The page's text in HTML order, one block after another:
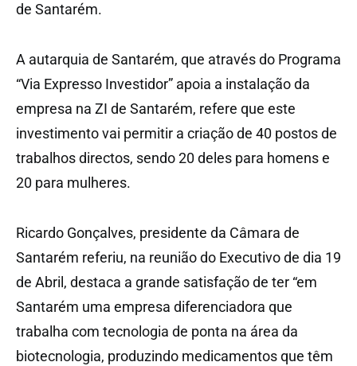
de Santarém.
A autarquia de Santarém, que através do Programa
“Via Expresso Investidor” apoia a instalação da
empresa na ZI de Santarém, refere que este
investimento vai permitir a criação de 40 postos de
trabalhos directos, sendo 20 deles para homens e
20 para mulheres.
Ricardo Gonçalves, presidente da Câmara de
Santarém referiu, na reunião do Executivo de dia 19
de Abril, destaca a grande satisfação de ter “em
Santarém uma empresa diferenciadora que
trabalha com tecnologia de ponta na área da
biotecnologia, produzindo medicamentos que têm